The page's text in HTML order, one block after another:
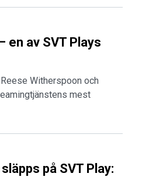
en av SVT Plays
Witherspoon och
mest
på SVT Play: